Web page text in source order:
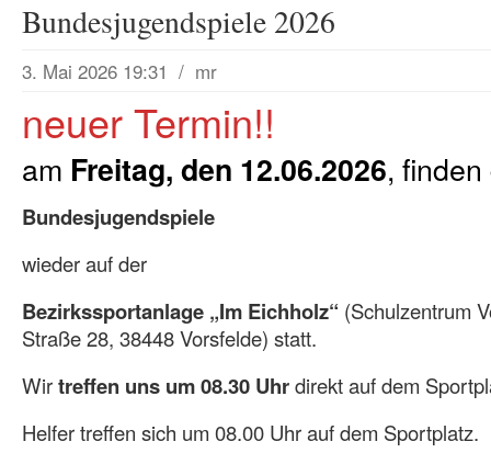
Bundesjugendspiele 2026
3. Mai 2026 19:31 / mr
neuer Termin!!
am Freitag, den 12.06.2026,
Bundesjugendspiele
wieder auf der
Bezirkssportanlage „Im Eichholz“ (Schulzentrum
Straße 28, 38448 Vorsfelde) statt.
Wirtreffen uns um 08.30 Uhrdirekt auf dem
Helfer treffen sich um 08.00 Uhr auf dem Sportplatz.